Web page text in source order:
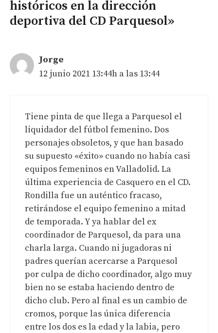
históricos en la dirección
deportiva del CD Parquesol»
Jorge
12 junio 2021 13:44h a las 13:44
Tiene pinta de que llega a Parquesol el
liquidador del fútbol femenino. Dos
personajes obsoletos, y que han basado
su supuesto «éxito» cuando no había casi
equipos femeninos en Valladolid. La
última experiencia de Casquero en el CD.
Rondilla fue un auténtico fracaso,
retirándose el equipo femenino a mitad
de temporada. Y ya hablar del ex
coordinador de Parquesol, da para una
charla larga. Cuando ni jugadoras ni
padres querían acercarse a Parquesol
por culpa de dicho coordinador, algo muy
bien no se estaba haciendo dentro de
dicho club. Pero al final es un cambio de
cromos, porque las única diferencia
entre los dos es la edad y la labia, pero